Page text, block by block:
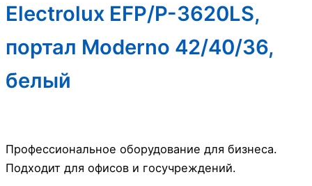
Electrolux EFP/P-3620LS,
портал Moderno 42/40/36,
белый
Профессиональное оборудование для бизнеса.
Подходит для офисов и госучреждений.